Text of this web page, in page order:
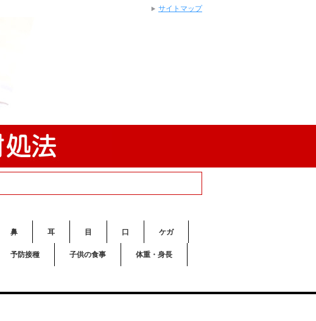
鼻 耳 目 口 ケガ
予防接種 子供の食事 体重・身長
サイトマップ